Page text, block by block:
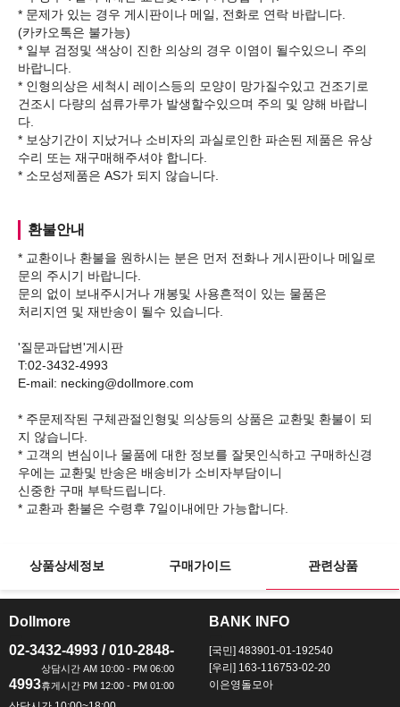
* 문제가 있는 경우 게시판이나 메일, 전화로 연락 바랍니다.
(카카오톡은 불가능)
* 일부 검정및 색상이 진한 의상의 경우 이염이 될수있으니 주의
바랍니다.
* 인형의상은 세척시 레이스등의 모양이 망가질수있고 건조기로
건조시 다량의 섬류가루가 발생할수있으며 주의 및 양해 바랍니
다.
* 보상기간이 지났거나 소비자의 과실로인한 파손된 제품은 유상
수리 또는 재구매해주셔야 합니다.
환불안내
* 교환이나 환불을 원하시는 분은 먼저 전화나 게시판이나 메일로
문의 주시기 바랍니다.
문의 없이 보내주시거나 개봉및 사용흔적이 있는 물품은
처리지연 및 재반송이 될수 있습니다.
'질문과답변'게시판
T:02-3432-4993
E-mail: necking@dollmore.com
* 주문제작된 구체관절인형및 의상등의 상품은 교환및 환불이 되
지 않습니다.
* 고객의 변심이나 물품에 대한 정보를 잘못인식하고 구매하신경
우에는 교환및 반송은 배송비가 소비자부담이니
신중한 구매 부탁드립니다.
상품상세정보 구매가이드 관련상품
Dollmore
02-3432-4993 / 010-2848-
4993
BANK INFO
[국민] 483901-01-192540
[우리] 163-116753-02-20
이은영돌모아